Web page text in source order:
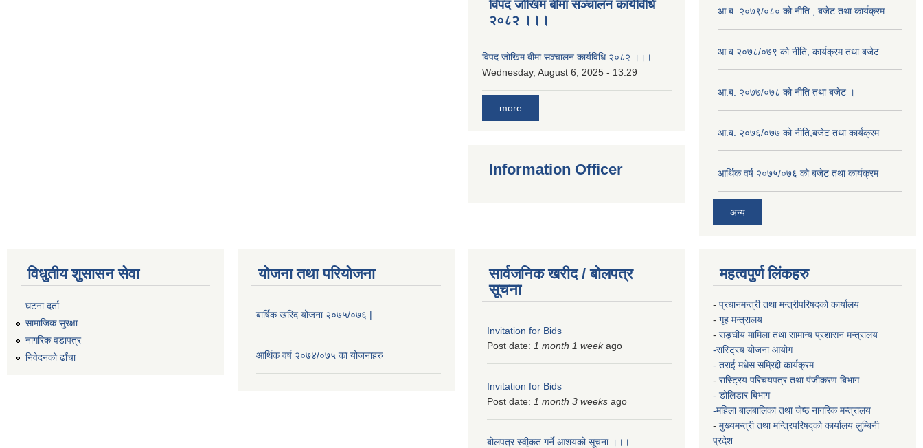
विपद जोखिम बीमा सञ्चालन कार्यविधि
२०८२ ।।।
विपद जोखिम बीमा सञ्चालन कार्यविधि २०८२ ।।।
Wednesday, August 6, 2025 - 13:29
more
Information Officer
आ.ब. २०७९/०८० को नीति , बजेट तथा कार्यक्रम
आ ब २०७८/०७९ को नीति, कार्यक्रम तथा बजेट
आ.ब. २०७७/०७८ को नीति तथा बजेट ।
आ.ब. २०७६/०७७ को नीति,बजेट तथा कार्यक्रम
आर्थिक वर्ष २०७५/०७६ को बजेट तथा कार्यक्रम
अन्य
विधुतीय शुसासन सेवा
घटना दर्ता
सामाजिक सुरक्षा
नागरिक वडापत्र
निवेदनको ढाँचा
योजना तथा परियोजना
बार्षिक खरिद योजना २०७५/०७६ |
आर्थिक वर्ष २०७४/०७५ का योजनाहरु
सार्वजनिक खरीद / बोलपत्र
सूचना
Invitation for Bids
Post date: 1 month 1 weekago
Invitation for Bids
Post date: 1 month 3 weeks ago
बोलपत्र स्वीृकत गर्ने आशयको सूचना ।।।
महत्वपुर्ण लिंकहरु
- प्रधानमन्त्री तथा मन्त्रीपरिषदको कार्यालय
- गृह मन्त्रालय
- सङ्घीय मामिला तथा सामान्य प्रशासन मन्त्रालय
-रास्ट्रिय योजना आयोग
- तराई मधेस सम्रिद्दी कार्यक्रम
- रास्ट्रिय परिचयपत्र तथा पंजीकरण बिभाग
- डोलिडार बिभाग
-महिला बालबालिका तथा जेष्ठ नागरिक मन्त्रालय
- मुख्यमन्त्री तथा मन्त्रिपरिषद्को कार्यालय लुम्बिनी
प्रदेश